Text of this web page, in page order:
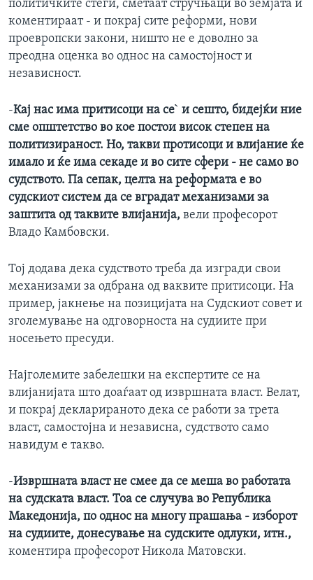
НАУКА
УМЕТНОСТ И ЗАБАВА
ИНТЕРВЈУА
НАКУСО...
Јазици
политичките стеги, сметаат стручњаци во земјата и
коментираат - и покрај сите реформи, нови
проевропски закони, ништо не е доволно за
преодна оценка во однос на самостојност и
независност.
-Кај нас има притисоци на се` и сешто, бидејќи ние
сме општетство во кое постои висок степен на
политизираност. Но, такви протисоци и влијание ќе
имало и ќе има секаде и во сите сфери - не само во
судството. Па сепак, целта на реформата е во
судскиот систем да се вградат механизами за
заштита од таквите влијанија, вели професорот
Владо Камбовски.
Тој додава дека судството треба да изгради свои
механизами за одбрана од ваквите притисоци. На
пример, јакнење на позицијата на Судскиот совет и
зголемување на одговорноста на судиите при
носењето пресуди.
Најголемите забелешки на експертите се на
влијанијата што доаѓаат од извршната власт. Велат,
и покрај декларираното дека се работи за трета
власт, самостојна и независна, судството само
навидум е такво.
-Извршната власт не смее да се меша во работата
на судската власт. Тоа се случува во Република
Македонија, по однос на многу прашања - изборот
на судиите, донесување на судските одлуки, итн.,
коментира професорот Никола Матовски.